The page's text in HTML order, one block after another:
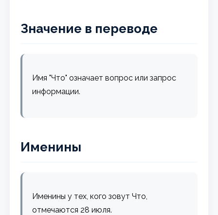
Значение в переводе
Имя "Что" означает вопрос или запрос
информации.
Именины
Именины у тех, кого зовут Что,
отмечаются 28 июля.